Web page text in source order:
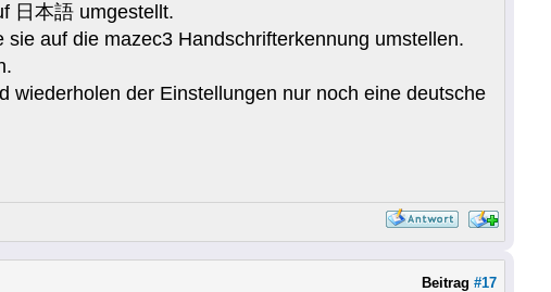
日本語 umgestellt.
auf die mazec3 Handschrifterkennung umstellen.
wiederholen der Einstellungen nur noch eine deutsche
Beitrag #17